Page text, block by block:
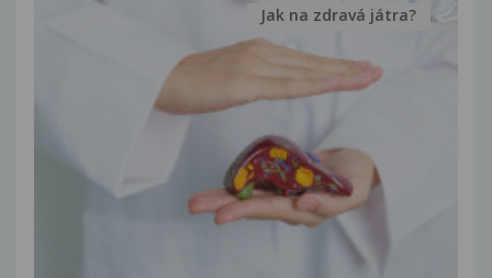
Jak na zdravá játra?